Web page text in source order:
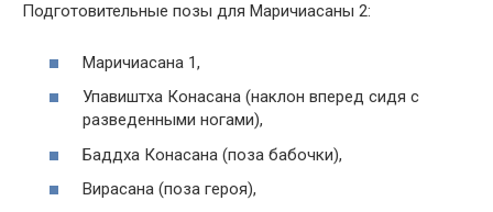
Подготовительные позы для Маричиасаны 2:
Маричиасана 1,
Упавиштха Конасана (наклон вперед сидя с
разведенными ногами),
Баддха Конасана (поза бабочки),
Вирасана (поза героя),